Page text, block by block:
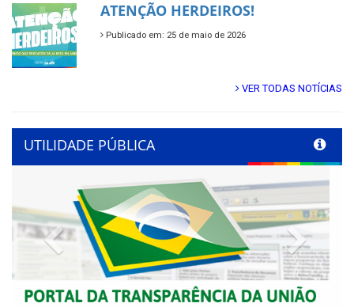
ATENÇÃO HERDEIROS!
Publicado em: 25 de maio de 2026
VER TODAS NOTÍCIAS
UTILIDADE PÚBLICA
Previous Next